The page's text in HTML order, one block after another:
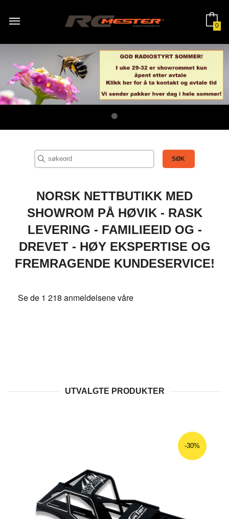
innholdet
0
NORSK NETTBUTIKK MED
SHOWROM PÅ HØVIK - RASK
LEVERING - FAMILIEEID OG -
DREVET - HØY EKSPERTISE OG
FREMRAGENDE KUNDESERVICE!
UTVALGTE PRODUKTER
-30%